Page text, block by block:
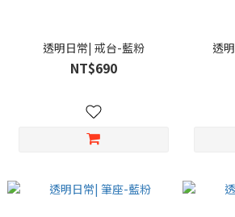
透明日常| 戒台-藍粉
NT$690
透